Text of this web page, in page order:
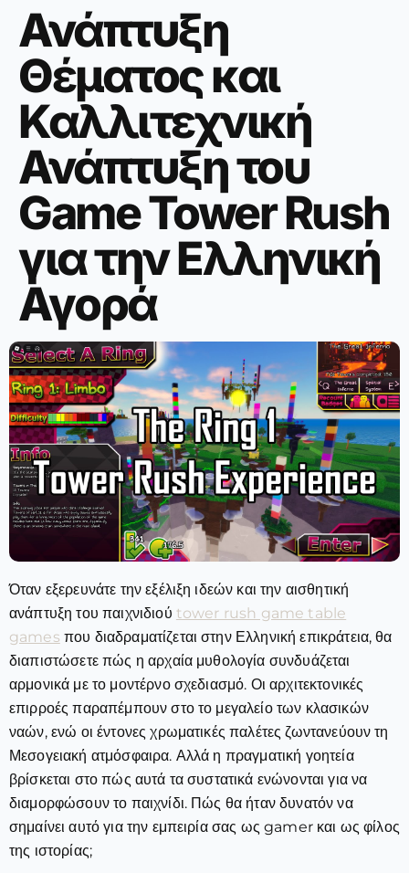
Ανάπτυξη
Θέματος και
Καλλιτεχνική
Ανάπτυξη του
Game Tower Rush
για την Ελληνική
Αγορά
Όταν εξερευνάτε την εξέλιξη ιδεών και την αισθητική
ανάπτυξη του παιχνιδιού tower rush game table
games που διαδραματίζεται στην Ελληνική επικράτεια, θα
διαπιστώσετε πώς η αρχαία μυθολογία συνδυάζεται
αρμονικά με το μοντέρνο σχεδιασμό. Οι αρχιτεκτονικές
επιρροές παραπέμπουν στο το μεγαλείο των κλασικών
ναών, ενώ οι έντονες χρωματικές παλέτες ζωντανεύουν τη
Μεσογειακή ατμόσφαιρα. Αλλά η πραγματική γοητεία
βρίσκεται στο πώς αυτά τα συστατικά ενώνονται για να
διαμορφώσουν το παιχνίδι. Πώς θα ήταν δυνατόν να
σημαίνει αυτό για την εμπειρία σας ως gamer και ως φίλος
της ιστορίας;